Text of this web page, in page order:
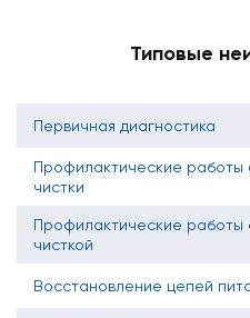
Типовые
Первичная диагностика
Профилактические работы
чистки
Профилактические работы
чисткой
Восстановление цепей